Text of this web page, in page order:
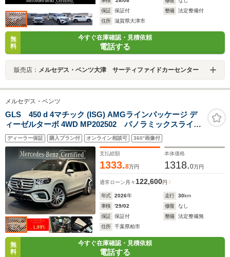
保証
保証付 整備
法定整備付
住所
滋賀県大津市
無
料
今すぐ在庫確認・見積依頼
電話する
販売店： メルセデス・ベンツ大津 サーティファイドカーセンター
メルセデス・ベンツ
GLS 450 d 4マチック (ISG) AMGラインパッケージ デ
ィーゼルターボ 4WD MP202502 パノラミックスライデ
ィングルーフ ヘッドアップディスプレイ AMG22イン
チアルミホイール シートベンチレーター Burmester
サラウンドサウンドシステム
ディーラー保証 購入プラン付 オンライン相談可 360°画像付
支払総額
1333.8万円
本体価格
1318.0万円
通常ローン 月々 122,600円
年式 2026年 走行 30km
車検
'29/02 修復
なし
保証
保証付 整備
法定整備無
住所
千葉県柏市
無
料
今すぐ在庫確認・見積依頼
電話する